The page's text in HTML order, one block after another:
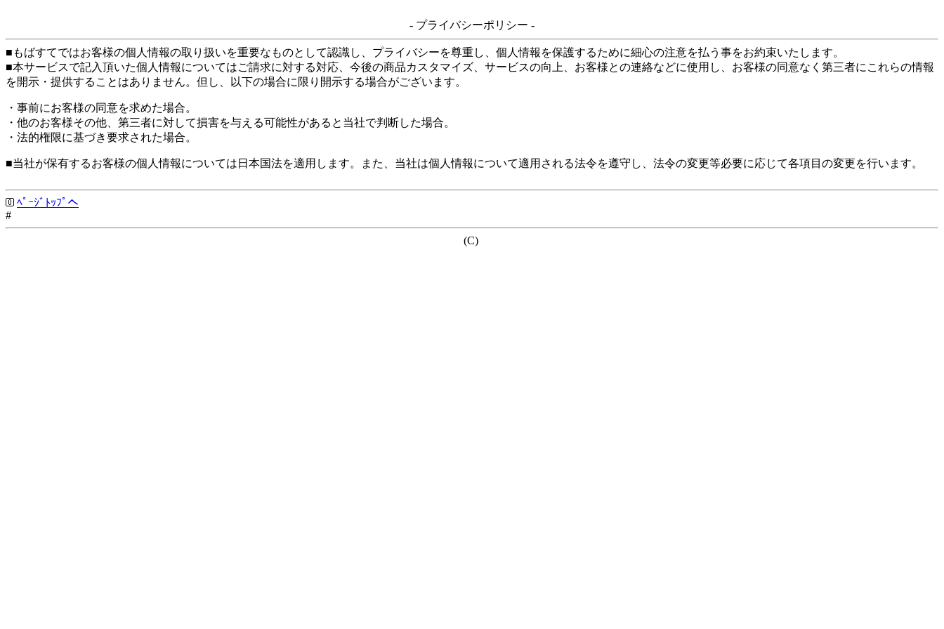
- プライバシーポリシー -
■もばすてではお客様の個人情報の取り扱いを重要なものとして認識し、プライバシーを尊重し、個人情報を保護するために細心の注意を払う事をお約束いたします。
■本サービスで記入頂いた個人情報についてはご請求に対する対応、今後の商品カスタマイズ、サービスの向上、お客様との連絡などに使用し、お客様の同意なく第三者にこれらの情報
を開示・提供することはありません。但し、以下の場合に限り開示する場合がございます。
・事前にお客様の同意を求めた場合。
・他のお客様その他、第三者に対して損害を与える可能性があると当社で判断した場合。
・法的権限に基づき要求された場合。
■当社が保有するお客様の個人情報については日本国法を適用します。また、当社は個人情報について適用される法令を遵守し、法令の変更等必要に応じて各項目の変更を行います。
ﾍﾟｰｼﾞﾄｯﾌﾟへ
#
(C)